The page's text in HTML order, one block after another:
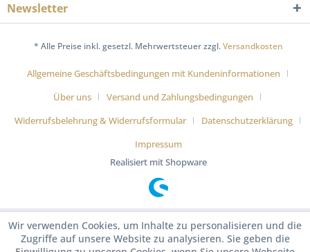
Newsletter
* Alle Preise inkl. gesetzl. Mehrwertsteuer zzgl.Versandkosten
Allgemeine Geschäftsbedingungen mit Kundeninformationen
Über uns
Versand und Zahlungsbedingungen
Widerrufsbelehrung & Widerrufsformular
Datenschutzerklärung
Impressum
Realisiert mit Shopware
Wir verwenden Cookies, um Inhalte zu personalisieren und die
Zugriffe auf unsere Website zu analysieren. Sie geben die